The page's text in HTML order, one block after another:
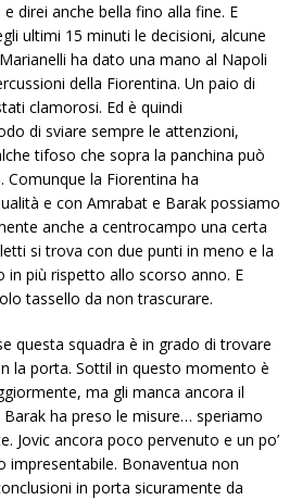
direi anche bella fino alla fine. E
ultimi 15 minuti le decisioni, alcune
ha dato una mano al Napoli
della Fiorentina. Un paio di
clamorosi. Ed è quindi
di sviare sempre le attenzioni,
tifoso che sopra la panchina può
Comunque la Fiorentina ha
e con Amrabat e Barak possiamo
anche a centrocampo una certa
si trova con due punti in meno e la
in più rispetto allo scorso anno. E
tassello da non trascurare.
questa squadra è in grado di trovare
la porta. Sottil in questo momento è
ma gli manca ancora il
ha preso le misure… speriamo
Jovic ancora poco pervenuto e un po’
impresentabile. Bonaventua non
in porta sicuramente da